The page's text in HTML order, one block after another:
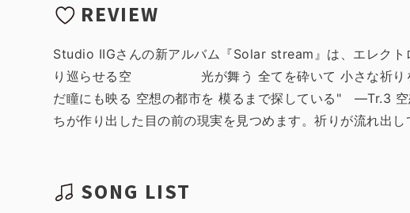
REVIEW
Studio IIGさんの新アルバム『Solar stream』は、エレ
り巡らせる空 光が舞う 全てを砕いて 小さな祈
だ瞳にも映る 空想の都市を 模るまで探している" ―Tr.3 空
ちが作り出した目の前の現実を見つめます。祈りが流れ出し
SONG LIST